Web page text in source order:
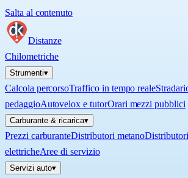
Salta al contenuto
Distanze
Chilometriche
Strumenti▾
Calcola percorsoTraffico in tempo reale
pedaggioAutovelox e tutorOrari mezzi pubblici
Carburante & ricarica▾
Prezzi carburanteDistributori metano
elettricheAree di servizio
Servizi auto▾